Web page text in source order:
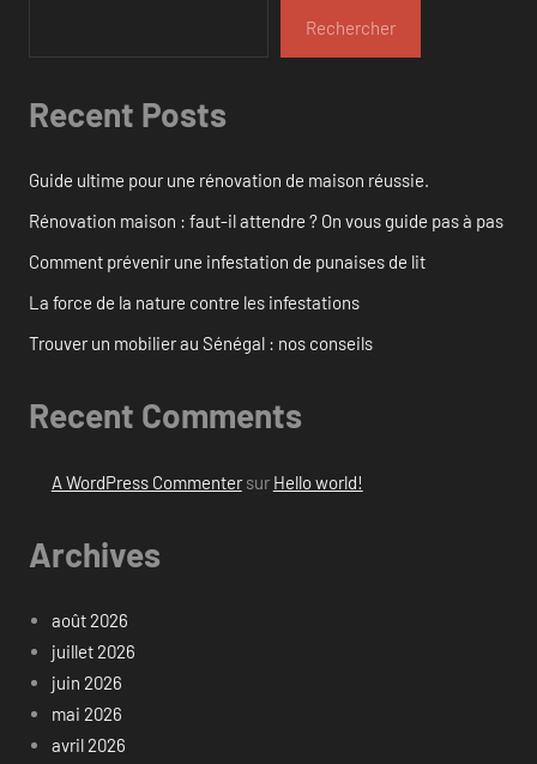
Rechercher
Recent Posts
Guide ultime pour une rénovation de maison réussie.
Rénovation maison : faut-il attendre ? On vous guide pas à pas
Comment prévenir une infestation de punaises de lit
La force de la nature contre les infestations
Trouver un mobilier au Sénégal : nos conseils
Recent Comments
A WordPress Commentersur Hello world!
Archives
août 2026
juillet 2026
juin 2026
mai 2026
avril 2026